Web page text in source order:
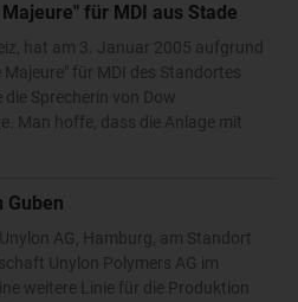
für MDI aus Stade
hat am 3. Januar 2005 aufgrund
für MDI des Standortes
Sprecherin von Dow
Man hoffe, dass die Anlage mit
Guben
AG, Hamburg, am Standort
Unylon Polymers AG im
weitere Linie für die Produktion